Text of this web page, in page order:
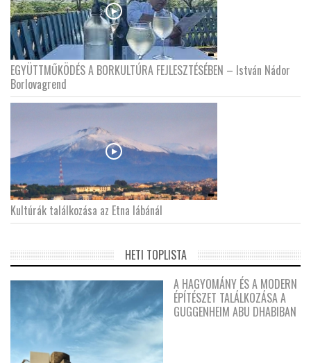
EGYÜTTMŰKÖDÉS A BORKULTÚRA FEJLESZTÉSÉBEN – István Nádor
Borlovagrend
Kultúrák találkozása az Etna lábánál
HETI TOPLISTA
A HAGYOMÁNY ÉS A MODERN
ÉPÍTÉSZET TALÁLKOZÁSA A
GUGGENHEIM ABU DHABIBAN